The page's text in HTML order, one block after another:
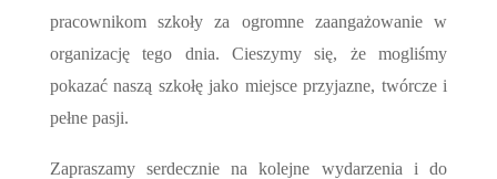
pracownikom szkoły za ogromne zaangażowanie w
organizację tego dnia. Cieszymy się, że mogliśmy
pokazać naszą szkołę jako miejsce przyjazne, twórcze i
pełne pasji.
Zapraszamy serdecznie na kolejne wydarzenia i do